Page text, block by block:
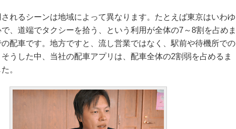
れるシーンは地域によって異なります。たとえば東京はいわゆ
、道端でタクシーを拾う、という利用が全体の7～8割を占めま
配車です。地方ですと、流し営業ではなく、駅前や待機所での
うした中、当社の配車アプリは、配車全体の2割弱を占めるま
。